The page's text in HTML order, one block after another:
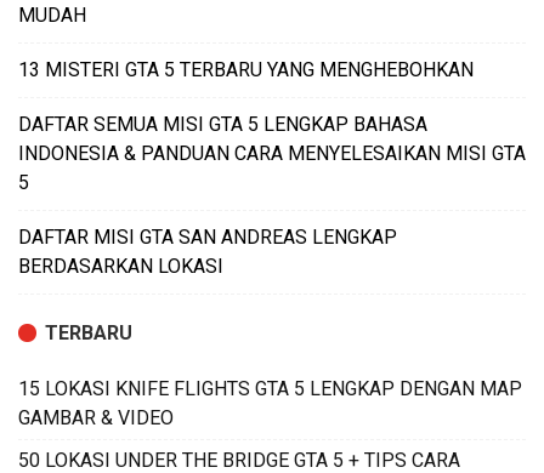
MUDAH
13 MISTERI GTA 5 TERBARU YANG MENGHEBOHKAN
DAFTAR SEMUA MISI GTA 5 LENGKAP BAHASA
INDONESIA & PANDUAN CARA MENYELESAIKAN MISI GTA
5
DAFTAR MISI GTA SAN ANDREAS LENGKAP
BERDASARKAN LOKASI
TERBARU
15 LOKASI KNIFE FLIGHTS GTA 5 LENGKAP DENGAN MAP
GAMBAR & VIDEO
50 LOKASI UNDER THE BRIDGE GTA 5 + TIPS CARA